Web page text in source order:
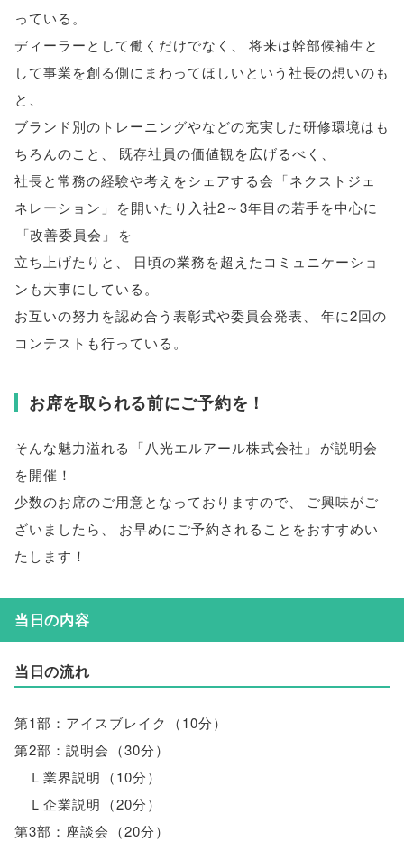
っている 。
ディーラーとして働くだけでなく
将来は幹部候補生と
して事業を創る側にまわってほしいという社長の想いのも
と
ブランド別のトレーニングやなどの充実した研修環境はも
ちろんのこと
既存社員の価値観を広げるべく
社長と常務の経験や考えをシェアする会 「ネクストジェ
ネレーション 」
を開いたり入社2～3年目の若手を中心に
「改善委員会 」
を
立ち上げたりと
日頃の業務を超えたコミュニケーショ
ンも大事にしている 。
お互いの努力を認め合う表彰式や委員会発表
年に2回の
コンテストも行っている 。
お席を取られる前にご予約を！
そんな魅力溢れる 「八光エルアール株式会社 」
が説明会
を開催！
少数のお席のご用意となっておりますので
ご興味がご
ざいましたら
お早めにご予約されることをおすすめい
たします！
当日の内容
当日の流れ
第1部：アイスブレイク （10分）
第2部：説明会 （30分）
Ｌ業界説明 （10分）
Ｌ企業説明 （20分）
第3部：座談会 （20分）